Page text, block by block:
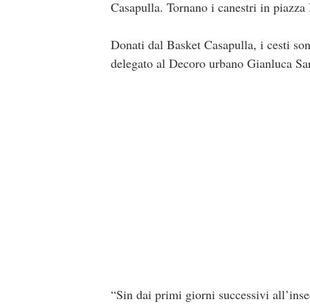
Casapulla. Tornano i canestri in
Donati dal Basket Casapulla, i cesti
delegato al Decoro urbano Gianluca
“Sin dai primi giorni successivi